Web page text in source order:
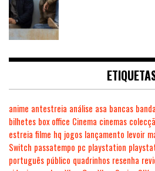
anime antestreia análise asa bancas
bilhetes box office Cinema cinemas
estreia filme hq jogos lançamento levoir
Switch passatempo pc playstation
português público quadrinhos resenha